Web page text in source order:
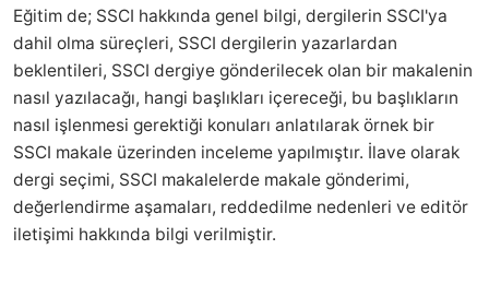
Eğitim de; SSCI hakkında genel bilgi, dergilerin SSCI'ya
dahil olma süreçleri, SSCI dergilerin yazarlardan
beklentileri, SSCI dergiye gönderilecek olan bir makalenin
nasıl yazılacağı, hangi başlıkları içereceği, bu başlıkların
nasıl işlenmesi gerektiği konuları anlatılarak örnek bir
SSCI makale üzerinden inceleme yapılmıştır. İlave olarak
dergi seçimi, SSCI makalelerde makale gönderimi,
değerlendirme aşamaları, reddedilme nedenleri ve editör
iletişimi hakkında bilgi verilmiştir.